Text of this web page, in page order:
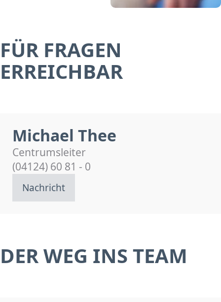
FÜR FRAGEN
ERREICHBAR
Michael Thee
Centrumsleiter
(04124) 60 81 - 0
Nachricht
DER WEG INS TEAM